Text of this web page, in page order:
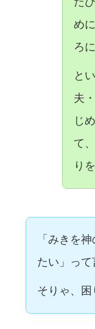
め
ろ
と
夫
じ
て
り
「みきを
たい」って
そりゃ、困